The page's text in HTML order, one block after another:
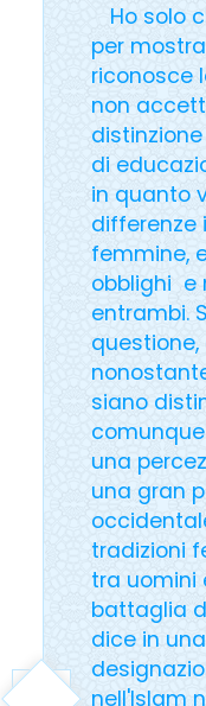
Ho solo
per
riconosce
non
di
in quanto
differenze
femmine,
obblighi e
entrambi.
siano
una
una gran
tradizioni
tra uomini
battaglia
dice in
nell'Islam